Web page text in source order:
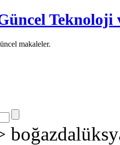
Teknoloji
makaleler.